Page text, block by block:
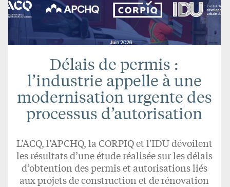
Délais de permis :
l’industrie appelle à une
modernisation urgente des
processus d’autorisation
L’ACQ, l’APCHQ, la CORPIQ et l'IDU dévoilent
les résultats d’une étude réalisée sur les délais
d’obtention des permis et autorisations liés
aux projets de construction et de rénovation